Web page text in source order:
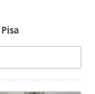
Pisa